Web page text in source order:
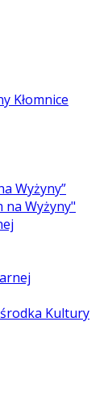
Kłomnice
Wyżyny”
na Wyżyny"
Kultury